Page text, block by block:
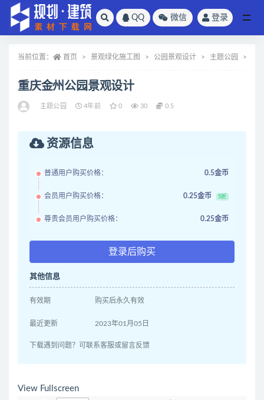
QQ 微信 登录
当前位置： 首页 景观绿化施工图 公园景观设计 主题公园
重庆金州公园景观设计
主题公园 4年前 0 30 0.5
资源信息
普通用户购买价格： 0.5金币
会员用户购买价格： 0.25金币 5折
尊贵会员用户购买价格： 0.25金币
登录后购买
其他信息
有效期 购买后永久有效
最近更新 2023年01月05日
下载遇到问题？可联系客服或留言反馈
View Fullscreen
全部